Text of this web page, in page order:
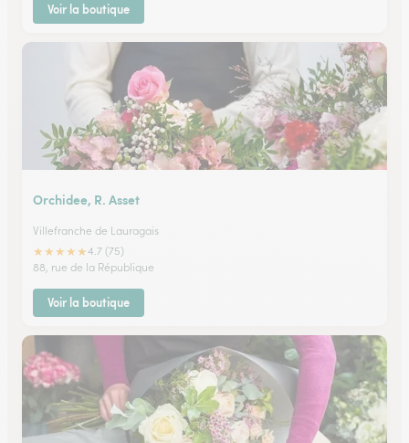
Voir la boutique
Orchidee, R. Asset
Villefranche de Lauragais
★★★★★4.7 (75)
88, rue de la République
Voir la boutique